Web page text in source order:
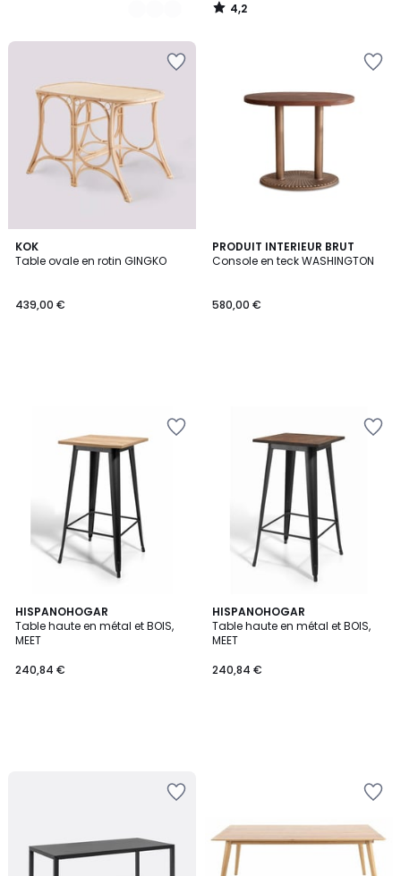
4,2
/
KOK
Table ovale en rotin GINGKO
439,00 €
PRODUIT INTERIEUR BRUT
Console en teck WASHINGTON
580,00 €
HISPANOHOGAR
Table haute en métal et BOIS,
MEET
240,84 €
HISPANOHOGAR
Table haute en métal et BOIS,
MEET
240,84 €